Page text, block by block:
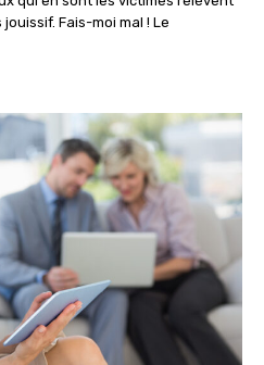
Fais-moi mal ! Le